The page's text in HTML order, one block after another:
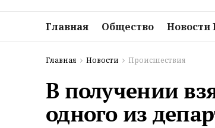
Главная Общество Новости
Главная Новости Происшествия
В получении
одного из